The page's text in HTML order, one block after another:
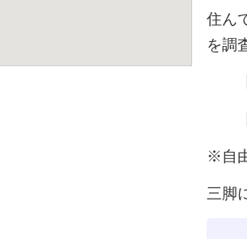
住ん
を調
※自
三脚